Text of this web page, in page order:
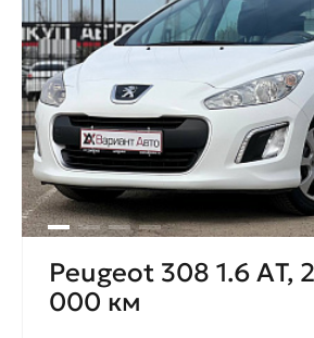
Peugeot 308 1.6 AТ,
000 км